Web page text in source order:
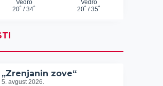
„Zrenjanin zove“
5. avgust 2026.